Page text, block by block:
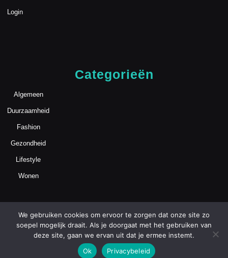
Login
Categorieën
Algemeen
Duurzaamheid
Fashion
Gezondheid
Lifestyle
Wonen
Blog WordPress Theme Copyright
mamasmoois.nl | Alle Rechten Voorbehouden
We gebruiken cookies om ervoor te zorgen dat onze site zo
soepel mogelijk draait. Als je doorgaat met het gebruiken van
deze site, gaan we ervan uit dat je ermee instemt.
Ok
Privacybeleid